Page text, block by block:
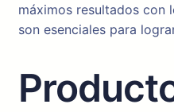
máximos resultados con
son esenciales para